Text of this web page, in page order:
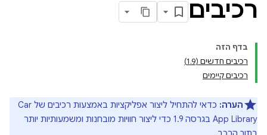
רכיבים
בדף הזה
רכיבים חדשים (1.9)
רכיבים קיימים
הערה:
כדאי להתחיל ליצור אפליקציות באמצעות רכיבים של Car
App Library בגרסה 1.9 כדי ליצור חוויות מובחנות ומשמעותיות יותר